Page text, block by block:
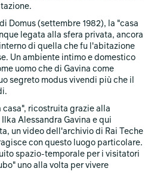
Domus (settembre 1982), la "casa
legata alla sfera privata, ancora
di quella che fu l'abitazione
Un ambiente intimo e domestico
uomo che di Gavina come
segreto modus vivendi più che il
ricostruita grazie alla
Alessandra Gavina e qui
un video dell'archivio di Rai Teche
con questo luogo particolare.
spazio-temporale per i visitatori
uno alla volta per vivere